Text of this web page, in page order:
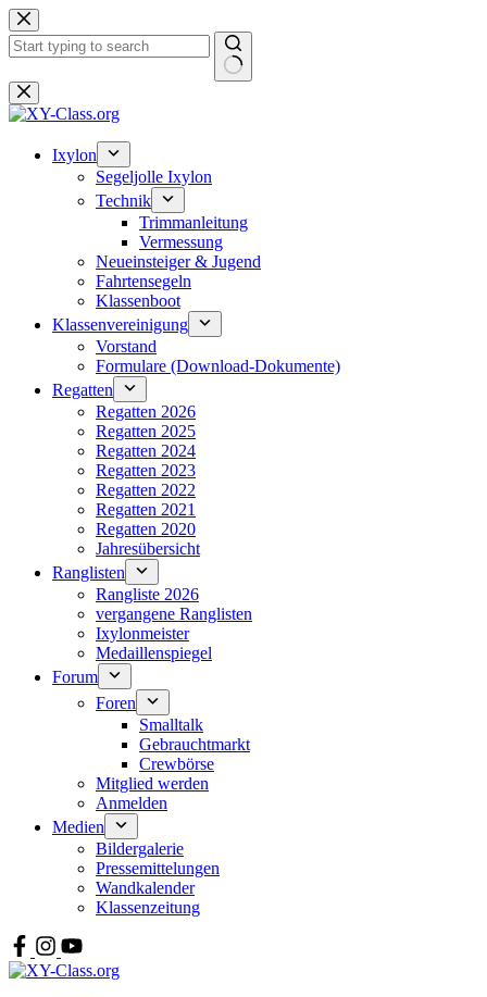
Zum
Inhalt
springen
Keine
Ergebnisse
Ixylon
Segeljolle Ixylon
Technik
Trimmanleitung
Vermessung
Neueinsteiger & Jugend
Fahrtensegeln
Klassenboot
Klassenvereinigung
Vorstand
Formulare (Download-Dokumente)
Regatten
Regatten 2026
Regatten 2025
Regatten 2024
Regatten 2023
Regatten 2022
Regatten 2021
Regatten 2020
Jahresübersicht
Ranglisten
Rangliste 2026
vergangene Ranglisten
Ixylonmeister
Medaillenspiegel
Forum
Foren
Smalltalk
Gebrauchtmarkt
Crewbörse
Mitglied werden
Anmelden
Medien
Bildergalerie
Pressemittelungen
Wandkalender
Klassenzeitung